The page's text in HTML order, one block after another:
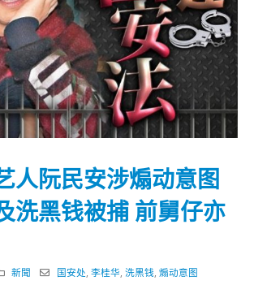
人阮民安涉煽动意图
洗黑钱被捕 前舅仔亦
新聞 国安处 ,李桂华 ,洗黑钱 ,煽动意图